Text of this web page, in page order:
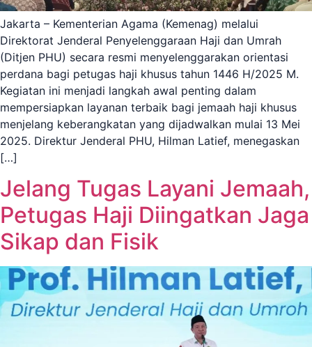
Jakarta – Kementerian Agama (Kemenag) melalui
Direktorat Jenderal Penyelenggaraan Haji dan Umrah
(Ditjen PHU) secara resmi menyelenggarakan orientasi
perdana bagi petugas haji khusus tahun 1446 H/2025 M.
Kegiatan ini menjadi langkah awal penting dalam
mempersiapkan layanan terbaik bagi jemaah haji khusus
menjelang keberangkatan yang dijadwalkan mulai 13 Mei
2025. Direktur Jenderal PHU, Hilman Latief, menegaskan
[…]
Jelang Tugas Layani Jemaah,
Petugas Haji Diingatkan Jaga
Sikap dan Fisik